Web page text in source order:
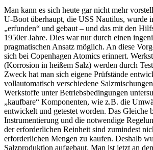
Man kann es sich heute gar nicht mehr
U-Boot überhaupt, die USS Nautilus, wurde
„erfunden“ und gebaut – und das mit den
1950er Jahre. Dies war nur durch einen
pragmatischen Ansatz möglich. An diese
sich bei Copenhagen Atomics erinnert.
(Korrosion in heißem Salz) werden durch
Zweck hat man sich eigene Prüfstände
vollautomatisch verschiedene
Werkstoffe unter Betriebsbedingungen
„kaufbare“ Komponenten, wie z.B. die
entwickelt und getestet worden. Das Gleiche
Instrumentierung und die notwendige
der erforderlichen Reinheit sind zumindest
erforderlichen Mengen zu kaufen. Deshalb
Salzproduktion aufgebaut. Man ist jetzt an